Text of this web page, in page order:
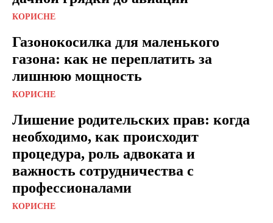
КОРИСНЕ
Газонокосилка для маленького
газона: как не переплатить за
лишнюю мощность
КОРИСНЕ
Лишение родительских прав: когда
необходимо, как происходит
процедура, роль адвоката и
важность сотрудничества с
профессионалами
КОРИСНЕ